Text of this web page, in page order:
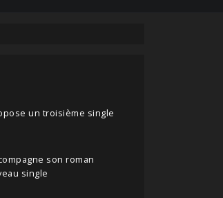
un troisième single
son roman
single